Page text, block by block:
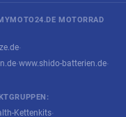
MOTORRAD
·
·www.shido-batterien.de·
Kettenkits·